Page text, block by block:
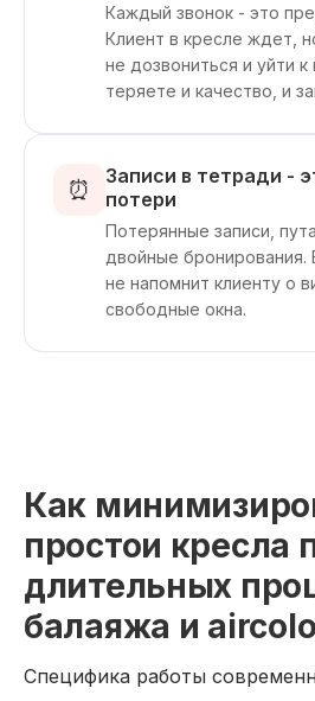
Каждый звонок - это
Клиент в кресле ждет,
не дозвониться и уйти
теряете и качество, и
⏰
Записи в тетради -
потери
Потерянные записи,
двойные
не напомнит клиенту о
свободные окна.
Как
простои кресла
длительных
балаяжа и
Специфика работы